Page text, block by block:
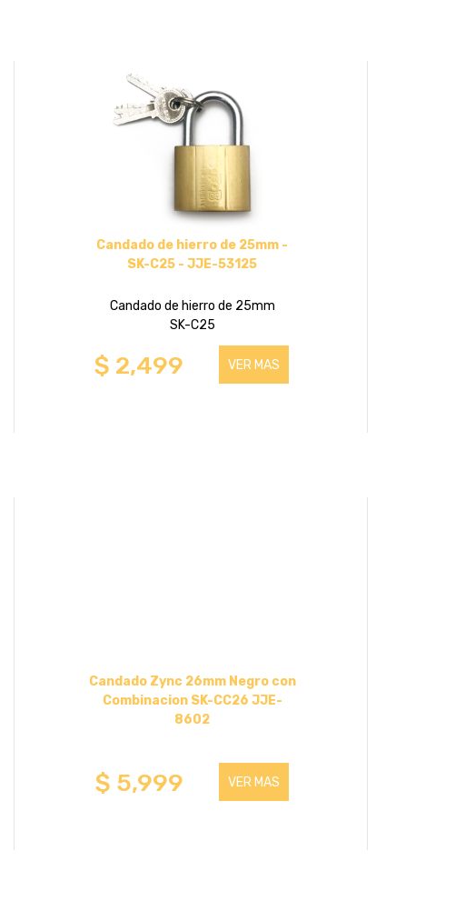
Candado de hierro de 25mm -
SK-C25 - JJE-53125
Candado de hierro de 25mm
SK-C25
$ 2,499 VER MAS
Candado Zync 26mm Negro con
Combinacion SK-CC26 JJE-
8602
$ 5,999 VER MAS